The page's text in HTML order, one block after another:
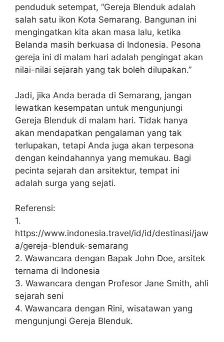
penduduk setempat, “Gereja Blenduk adalah
salah satu ikon Kota Semarang. Bangunan ini
mengingatkan kita akan masa lalu, ketika
Belanda masih berkuasa di Indonesia. Pesona
gereja ini di malam hari adalah pengingat akan
nilai-nilai sejarah yang tak boleh dilupakan.”
Jadi, jika Anda berada di Semarang, jangan
lewatkan kesempatan untuk mengunjungi
Gereja Blenduk di malam hari. Tidak hanya
akan mendapatkan pengalaman yang tak
terlupakan, tetapi Anda juga akan terpesona
dengan keindahannya yang memukau. Bagi
pecinta sejarah dan arsitektur, tempat ini
adalah surga yang sejati.
Referensi:
1.
https://www.indonesia.travel/id/id/destinasi/jaw
a/gereja-blenduk-semarang
2. Wawancara dengan Bapak John Doe, arsitek
ternama di Indonesia
3. Wawancara dengan Profesor Jane Smith, ahli
sejarah seni
4. Wawancara dengan Rini, wisatawan yang
mengunjungi Gereja Blenduk.